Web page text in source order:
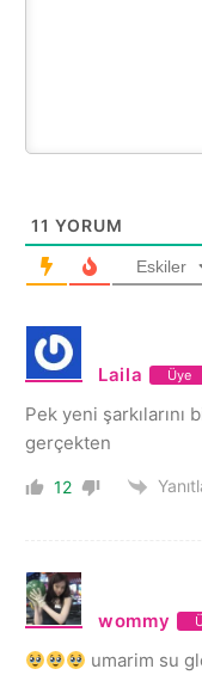
11 YORUM
Eskiler
Laila Üye
Pek yeni şarkılarını
gerçekten
12
wommy
umarim su